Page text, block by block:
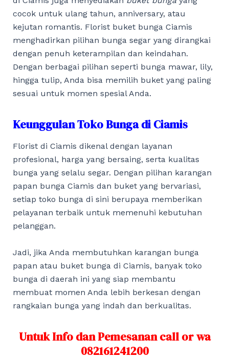
cocok untuk ulang tahun, anniversary, atau
kejutan romantis. Florist buket bunga Ciamis
menghadirkan pilihan bunga segar yang dirangkai
dengan penuh keterampilan dan keindahan.
Dengan berbagai pilihan seperti bunga mawar, lily,
hingga tulip, Anda bisa memilih buket yang paling
sesuai untuk momen spesial Anda.
Keunggulan Toko Bunga di Ciamis
Florist di Ciamis dikenal dengan layanan
profesional, harga yang bersaing, serta kualitas
bunga yang selalu segar. Dengan pilihan karangan
papan bunga Ciamis dan buket yang bervariasi,
setiap toko bunga di sini berupaya memberikan
pelayanan terbaik untuk memenuhi kebutuhan
pelanggan.
Jadi, jika Anda membutuhkan karangan bunga
papan atau buket bunga di Ciamis, banyak toko
bunga di daerah ini yang siap membantu
membuat momen Anda lebih berkesan dengan
rangkaian bunga yang indah dan berkualitas.
Untuk Info dan Pemesanan call or wa
082161241200